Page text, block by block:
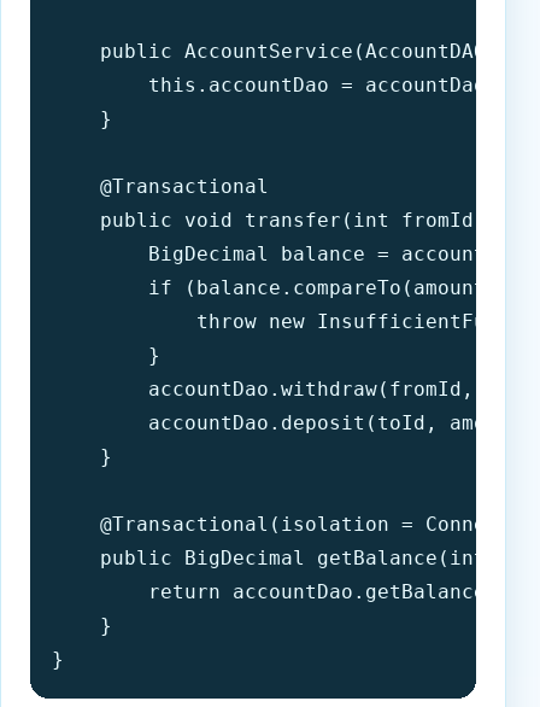
public AccountService(AccountDAO
        this.accountDao = accountDao;
    }
    @Transactional
public void transfer(int fromId,
BigDecimal balance =
if (balance.compareTo(amount) <
throw new
        }
accountDao.withdraw(fromId,
accountDao.deposit(toId,
    }
@Transactional(isolation =
public BigDecimal getBalance(int
return
    }
}